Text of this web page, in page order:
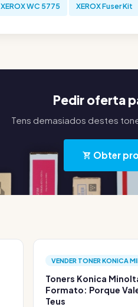
XEROX WC 5775 XEROX Fuser Kit
Pedir oferta
Tens demasiados destes
Obter
VENDER TONER KONICA
Toners Konica
Formato: Porque
Teus